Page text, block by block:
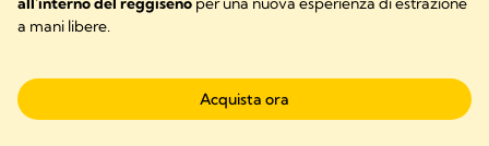
a mani libere.
Acquista ora